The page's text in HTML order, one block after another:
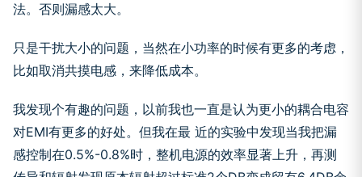
法。否则漏感太大。
只是干扰大小的问题，当然在小功率的时候有更多的考虑，
比如取消共摸电感，来降低成本。
我发现个有趣的问题，以前我也一直是认为更小的耦合电容
对EMI有更多的好处。但我在最 近的实验中发现当我把漏
感控制在0.5%-0.8%时，整机电源的效率显著上升，再测